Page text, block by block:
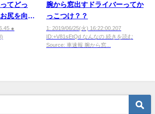
てどっ
尻を向け
●
腕から窓出すドライバーってか
っこつけ？？
1: 2019/06/25(火) 16:22:00.207
ID:+V81sEtQd なんなの 続きを読む
Source: 車速報 腕から窓...